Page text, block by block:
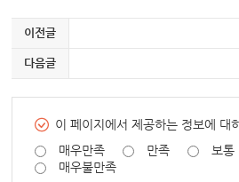
이전글
다음글
이 페이지에서 제공하는 정보에 대
매우만족
만족 보통
매우불만족